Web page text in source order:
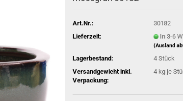
Art.Nr.:
30182
Lieferzeit:
In 3-6
(Ausland
Lagerbestand: 4 Stück
Versandgewicht inkl.
Verpackung:
4 kg je